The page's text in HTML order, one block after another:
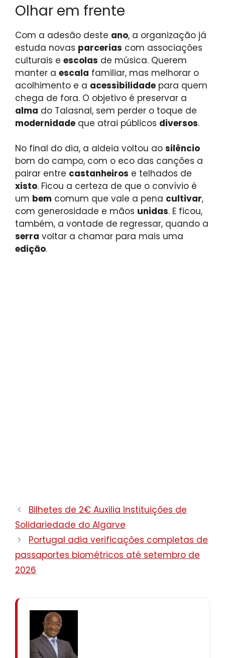
Olhar em frente
Com a adesão deste ano, a organização já
estuda novas parcerias com associações
culturais e escolas de música. Querem
manter a escala familiar, mas melhorar o
acolhimento e a acessibilidade para quem
chega de fora. O objetivo é preservar a
alma do Talasnal, sem perder o toque de
modernidade que atrai públicos diversos.
No final do dia, a aldeia voltou ao silêncio
bom do campo, com o eco das canções a
pairar entre castanheiros e telhados de
xisto. Ficou a certeza de que o convívio é
um bem comum que vale a pena cultivar,
com generosidade e mãos unidas. E ficou,
também, a vontade de regressar, quando a
serra voltar a chamar para mais uma
edição.
Bilhetes de 2€ Auxilia Instituições de
Solidariedade do Algarve
Portugal adia verificações completas de
passaportes biométricos até setembro de
2026